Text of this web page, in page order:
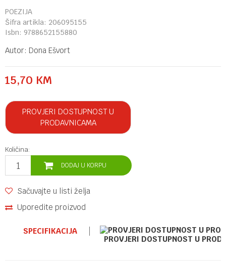
POEZIJA
Šifra artikla: 206095155
Isbn: 9788652155880
Autor: Dona Ešvort
15,70 KM
PROVJERI DOSTUPNOST U
PRODAVNICAMA
Količina:
DODAJ U KORPU
Sačuvajte u listi želja
Uporedite proizvod
SPECIFIKACIJA
PROVJERI DOSTUPNOST U